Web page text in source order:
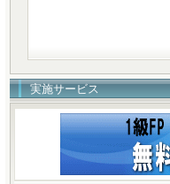
実施サービス